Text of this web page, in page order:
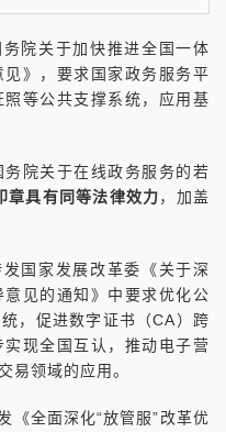
院关于加快推进全国一体
》，要求国家政务服务平
等公共支撑系统，应用基
院关于在线政务服务的若
章具有同等法律效力，加盖
国家发展改革委《关于深
见的通知》中要求优化公
，促进数字证书（CA）跨
现全国互认，推动电子营
易领域的应用。
《全面深化“放管服”改革优